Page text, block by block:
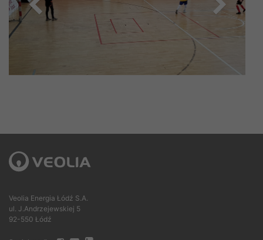
Veolia Energia Łódź S.A.
ul. J.Andrzejewskiej 5
92-550 Łódź